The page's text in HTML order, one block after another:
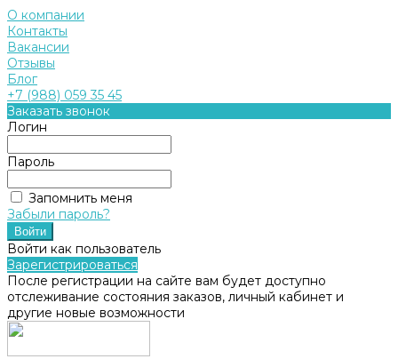
О компании
Контакты
Вакансии
Отзывы
Блог
+7 (988) 059 35 45
Заказать звонок
Логин
Пароль
Запомнить меня
Забыли пароль?
Войти как пользователь
Зарегистрироваться
После регистрации на сайте вам будет доступно
отслеживание состояния заказов, личный кабинет и
другие новые возможности